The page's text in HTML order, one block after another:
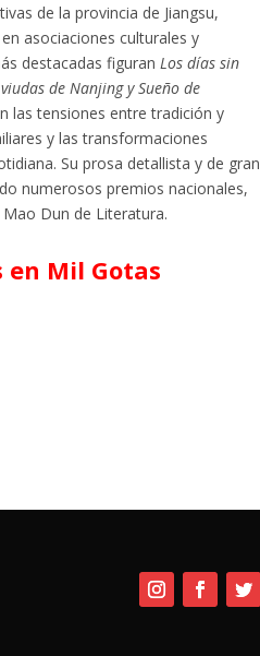
de la provincia de Jiangsu,
asociaciones culturales y
destacadas figuran Los días sin
de Nanjing y Sueño de
las tensiones entre tradición y
y las transformaciones
Su prosa detallista y de gran
numerosos premios nacionales,
Dun de Literatura.
en Mil Gotas